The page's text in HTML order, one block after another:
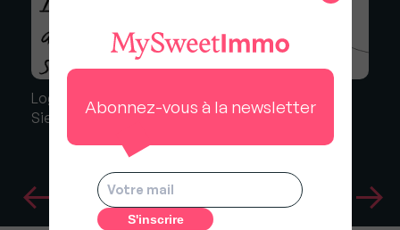
Logement social : Devenez incollable sur Jules
SiegfriedAbonnez-vous à la newsletter